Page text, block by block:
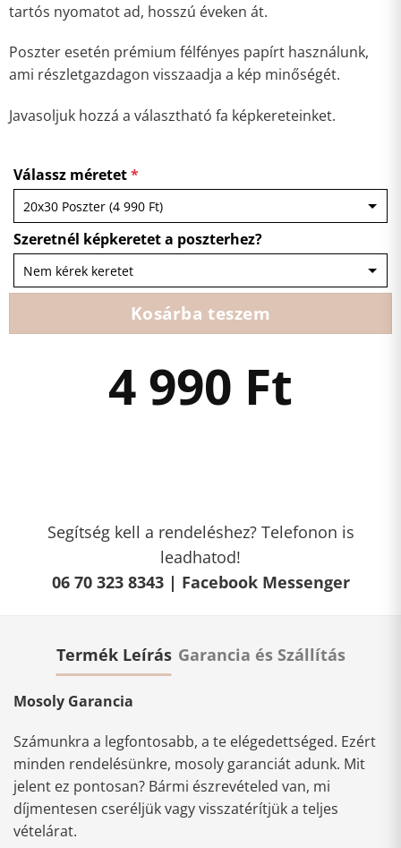
tartós nyomatot ad, hosszú éveken át.
Poszter esetén prémium félfényes papírt használunk,
ami részletgazdagon visszaadja a kép minőségét.
Javasoljuk hozzá a választható fa képkereteinket.
Válassz méretet*
Szeretnél képkeretet a poszterhez?
Kosárba teszem
4 990 Ft
Segítség kell a rendeléshez? Telefonon is
leadhatod!
06 70 323 8343 | Facebook Messenger
Termék Leírás Garancia és Szállítás
Mosoly Garancia
Számunkra a legfontosabb, a te elégedettséged. Ezért
minden rendelésünkre, mosoly garanciát adunk. Mit
jelent ez pontosan? Bármi észrevételed van, mi
díjmentesen cseréljük vagy visszatérítjük a teljes
vételárat.